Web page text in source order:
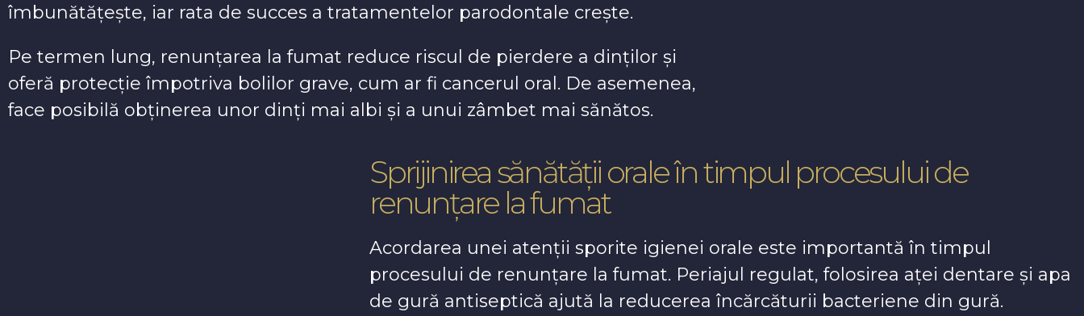
îmbunătățește, iar rata de succes a tratamentelor parodontale crește.
Pe termen lung, renunțarea la fumat reduce riscul de pierdere a dinților și
oferă protecție împotriva bolilor grave, cum ar fi cancerul oral. De asemenea,
face posibilă obținerea unor dinți mai albi și a unui zâmbet mai sănătos.
Sprijinirea sănătății orale în timpul procesului de
renunțare la fumat
Acordarea unei atenții sporite igienei orale este importantă în timpul
procesului de renunțare la fumat. Periajul regulat, folosirea aței dentare și apa
de gură antiseptică ajută la reducerea încărcăturii bacteriene din gură.